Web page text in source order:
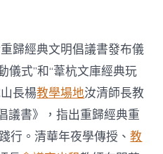
歸經典文明倡議書發布儀
儀式”和“葦杭文庫經典玩
長楊教學場地汝清師長教
議書》，指出重歸經典重
行。清華年夜學傳授、教